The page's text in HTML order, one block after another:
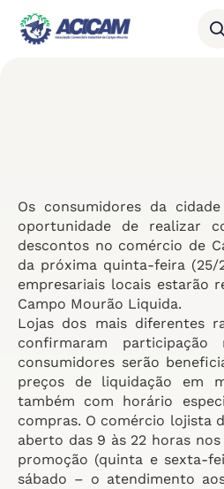
Os consumidores da
oportunidade de realizar
descontos no comércio de
da próxima quinta-feira (25/
empresariais locais estarão
Campo Mourão Liquida.
Lojas dos mais diferentes
confirmaram
consumidores serão
preços de liquidação em
também com horário
compras. O comércio lojista
aberto das 9 às 22 horas
promoção (quinta e sexta-
sábado – o atendimento